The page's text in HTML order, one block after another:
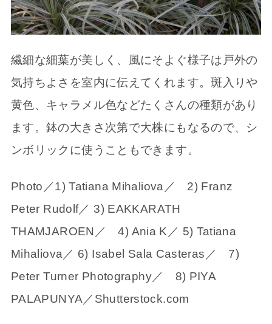
繊細な細葉が美しく、風にそよぐ様子は戸外の
気持ちよさを室内に伝えてくれます。斑入りや
黄色、キャラメル色などたくさんの種類があり
ます。鉢の大きさ次第で大株にもなるので、シ
ンボリックに使うこともできます。
Photo／1) Tatiana Mihaliova／ 2) Franz
Peter Rudolf／ 3) EAKKARATH
THAMJAROEN／ 4) Ania K／ 5) Tatiana
Mihaliova／ 6) Isabel Sala Casteras／ 7)
Peter Turner Photography／ 8) PIYA
PALAPUNYA／Shutterstock.com